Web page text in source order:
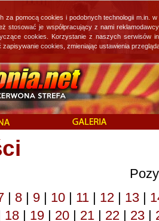
| 8 | 9 | 10 | 11 | 12 | 13 |
18 | 19 | 20 | 21 | 22 | 23 |
za pomocą cookies i podobnych technologii
stosować je współpracujący z nami
cookies. Korzystanie z naszych
cookies, zmieniając ustawienia